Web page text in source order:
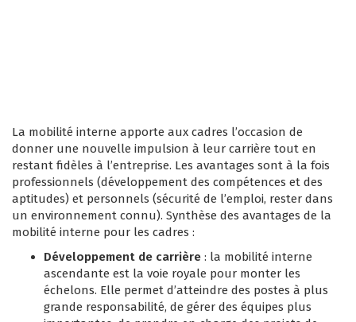
La mobilité interne apporte aux cadres l’occasion de
donner une nouvelle impulsion à leur carrière tout en
restant fidèles à l’entreprise. Les avantages sont à la fois
professionnels (développement des compétences et des
aptitudes) et personnels (sécurité de l’emploi, rester dans
un environnement connu). Synthèse des avantages de la
mobilité interne pour les cadres :
Développement de carrière : la mobilité interne
ascendante est la voie royale pour monter les
échelons. Elle permet d’atteindre des postes à plus
grande responsabilité, de gérer des équipes plus